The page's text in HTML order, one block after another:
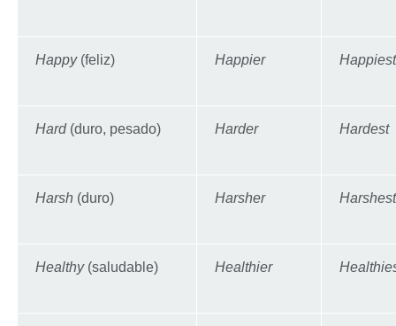
Happy (feliz) Happier Happiest
Hard (duro, pesado) Harder Hardest
Harsh (duro) Harsher Harshest
Healthy (saludable) Healthier